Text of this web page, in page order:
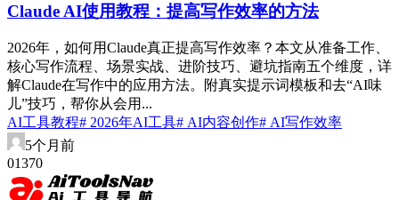
Claude AI使用教程：提高写作效率的方法
2026年，如何用Claude真正提高写作效率？本文从准备工作、
核心写作流程、场景实战、进阶技巧、避坑指南五个维度，详
解Claude在写作中的应用方法。附真实提示词模板和去“AI味
儿”技巧，帮你从会用...
AI工具教程# 2026年AI工具# AI内容创作# AI写作效率
5个月前
01370